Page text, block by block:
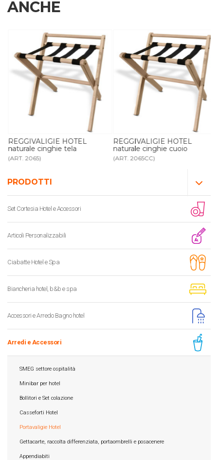
PRODOTTI
Set Cortesia Hotel e Accessori
Articoli Personalizzabili
Ciabatte Hotel e Spa
Biancheria hotel, b&b e spa
Accessori e Arredo Bagno hotel
Arredi e Accessori
SMEG settore ospitalità
Minibar per hotel
Bollitori e Set colazione
Casseforti Hotel
Portavaligie Hotel
Gettacarte, raccolta differenziata, portaombrelli e posacenere
Appendiabiti
ANCHE
REGGIVALIGIE HOTEL
naturale cinghie tela
(ART. 2065)
REGGIVALIGIE HOTEL
naturale cinghie cuoio
(ART. 2065CC)